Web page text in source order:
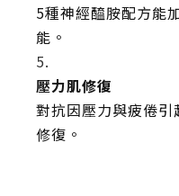
5種神經醯胺配方能
能。
壓力肌修復
對抗因壓力與疲倦
修復。